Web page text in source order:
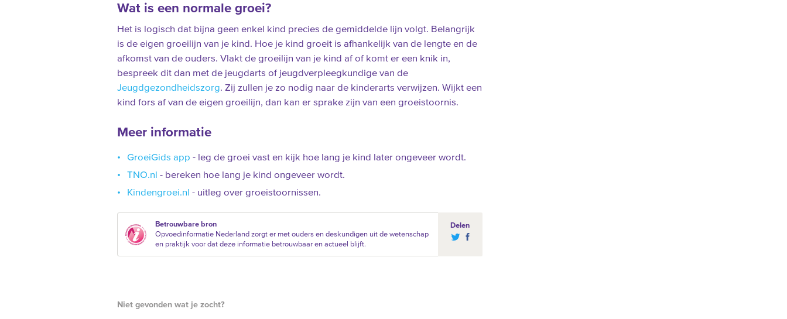
Wat is een normale groei?
Het is logisch dat bijna geen enkel kind precies de gemiddelde lijn volgt. Belangrijk
is de eigen groeilijn van je kind. Hoe je kind groeit is afhankelijk van de lengte en de
afkomst van de ouders. Vlakt de groeilijn van je kind af of komt er een knik in,
bespreek dit dan met de jeugdarts of jeugdverpleegkundige van de
Jeugdgezondheidszorg. Zij zullen je zo nodig naar de kinderarts verwijzen. Wijkt een
kind fors af van de eigen groeilijn, dan kan er sprake zijn van een groeistoornis.
Meer informatie
GroeiGids app - leg de groei vast en kijk hoe lang je kind later ongeveer wordt.
TNO.nl - bereken hoe lang je kind ongeveer wordt.
Kindengroei.nl - uitleg over groeistoornissen.
Betrouwbare bron
Opvoedinformatie Nederland zorgt er met ouders en deskundigen uit de wetenschap
en praktijk voor dat deze informatie betrouwbaar en actueel blijft.
Delen
Niet gevonden wat je zocht?